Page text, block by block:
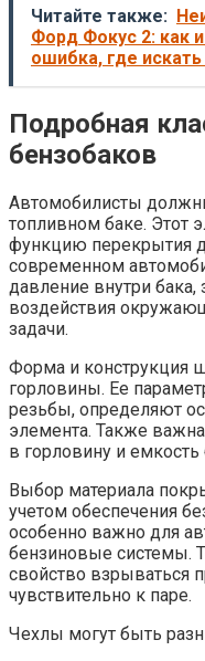
Читайте также:
Форд Фокус 2: как
ошибка, где
Подробная
бензобаков
Автомобилисты
топливном баке. Этот
функцию перекрытия
современном
давление внутри
воздействия
задачи.
Форма и конструкция
горловины. Ее
резьбы, определяют
элемента. Также
в горловину и емкость
Выбор материала
учетом обеспечения
особенно важно для
бензиновые системы.
свойство взрываться
чувствительно к паре.
Чехлы могут быть